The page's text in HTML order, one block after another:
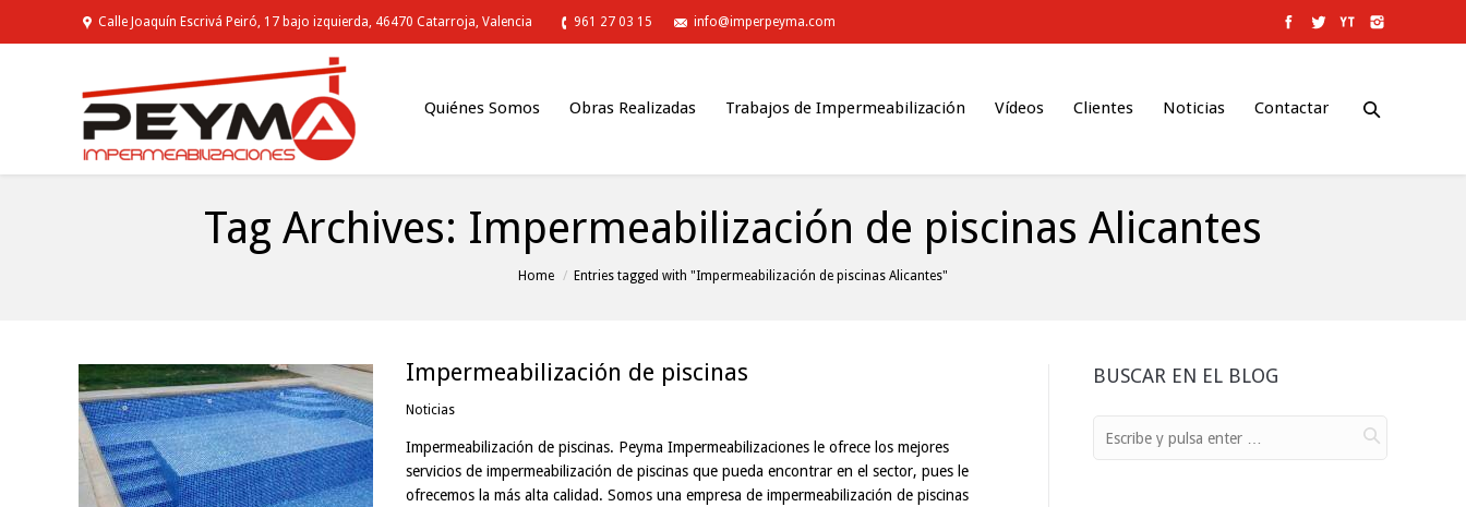
Calle Joaquín Escrivá Peiró, 17 bajo izquierda, 46470 Catarroja, Valencia 961 27 03 15 info@imperpeyma.com
Quiénes Somos Obras Realizadas Trabajos de Impermeabilización Vídeos Clientes Noticias Contactar
Tag Archives: Impermeabilización de piscinas Alicantes
Home Entries tagged with "Impermeabilización de piscinas Alicantes"
Impermeabilización de piscinas
Noticias
Impermeabilización de piscinas. Peyma Impermeabilizaciones le ofrece los mejores
servicios de impermeabilización de piscinas que pueda encontrar en el sector, pues le
ofrecemos la más alta calidad. Somos una empresa de impermeabilización de piscinas
BUSCAR EN EL BLOG